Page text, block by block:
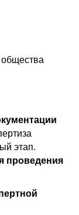
общества
этап.
проведения